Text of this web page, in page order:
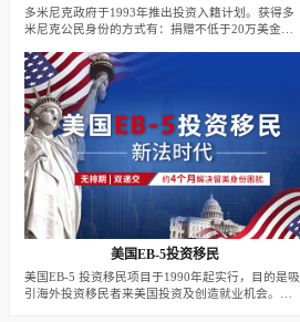
多米尼克政府于1993年推出投资入籍计划。获得多
米尼克公民身份的方式有：捐赠不低于20万美金至
产项目。
美国EB-5投资移民
美国EB-5 投资移民项目于1990年起实行，目的是吸
引海外投资移民者来美国投资及创造就业机会。